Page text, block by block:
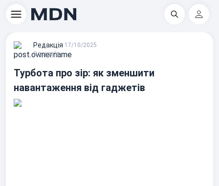
Пошук
Редакцiя∙17/10/2025
Здоров'я
Турбота про зір: як зменшити
навантаження від гаджетів